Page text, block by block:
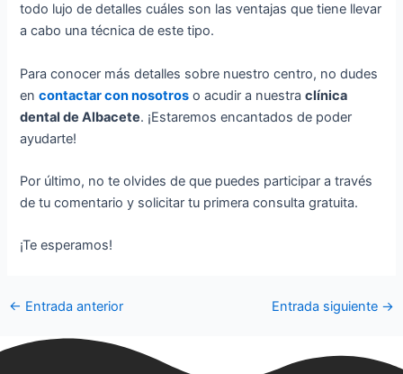
todo lujo de detalles cuáles son las ventajas que tiene llevar
a cabo una técnica de este tipo.
Para conocer más detalles sobre nuestro centro, no dudes
encontactar con nosotros o acudir a nuestraclínica
dental de Albacete. ¡Estaremos encantados de poder
ayudarte!
Por último, no te olvides de que puedes participar a través
de tu comentario y solicitar tu primera consulta gratuita.
¡Te esperamos!
← Entrada anterior Entrada siguiente →